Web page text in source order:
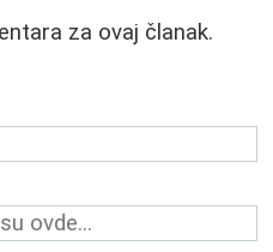
za ovaj članak.